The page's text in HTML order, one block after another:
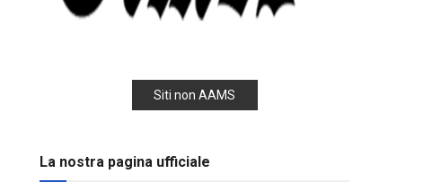
Siti non AAMS
La nostra pagina ufficiale